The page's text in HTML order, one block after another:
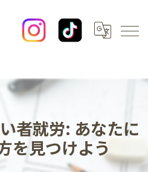
者就労: あなたに
を見つけよう